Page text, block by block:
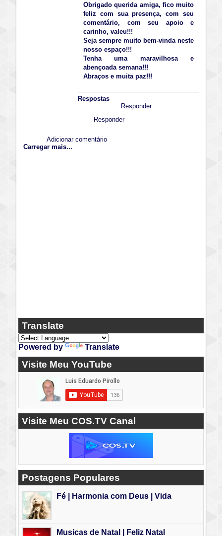
Obrigado querida amiga, fico muito
feliz com sua presença, com seu
comentário, com seu apoio e
carinho, valeu!!!
Seja sempre muito bem-vinda neste
nosso espaço!!!
Tenha uma maravilhosa e
abençoada semana!!!
Abraços e muita paz!!!
Respostas
Responder
Responder
Adicionar comentário
Carregar mais...
Translate
Powered by Translate
Visite Meu YouTube
Visite Meu COS.TV Canal
Postagens Populares
Fé | Harmonia com Deus | Vida
Musicas de Natal | Feliz Natal